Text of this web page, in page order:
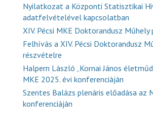
Nyilatkozat a Központi Statisztikai
adatfelvételével kapcsolatban
XIV. Pécsi MKE Doktorandusz Műhely
Felhívás a XIV. Pécsi Doktorandusz
részvételre
Halpern László „Kornai János
MKE 2025. évi konferenciáján
Szentes Balázs plenáris előadása az
konferenciáján